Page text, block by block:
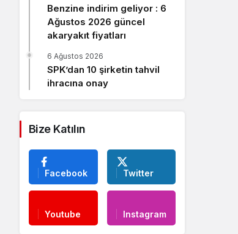
Benzine indirim geliyor : 6
Ağustos 2026 güncel
akaryakıt fiyatları
SPK’dan 10 şirketin tahvil
ihracına onay
6 Ağustos 2026
Bize Katılın
Facebook Twitter
Youtube Instagram